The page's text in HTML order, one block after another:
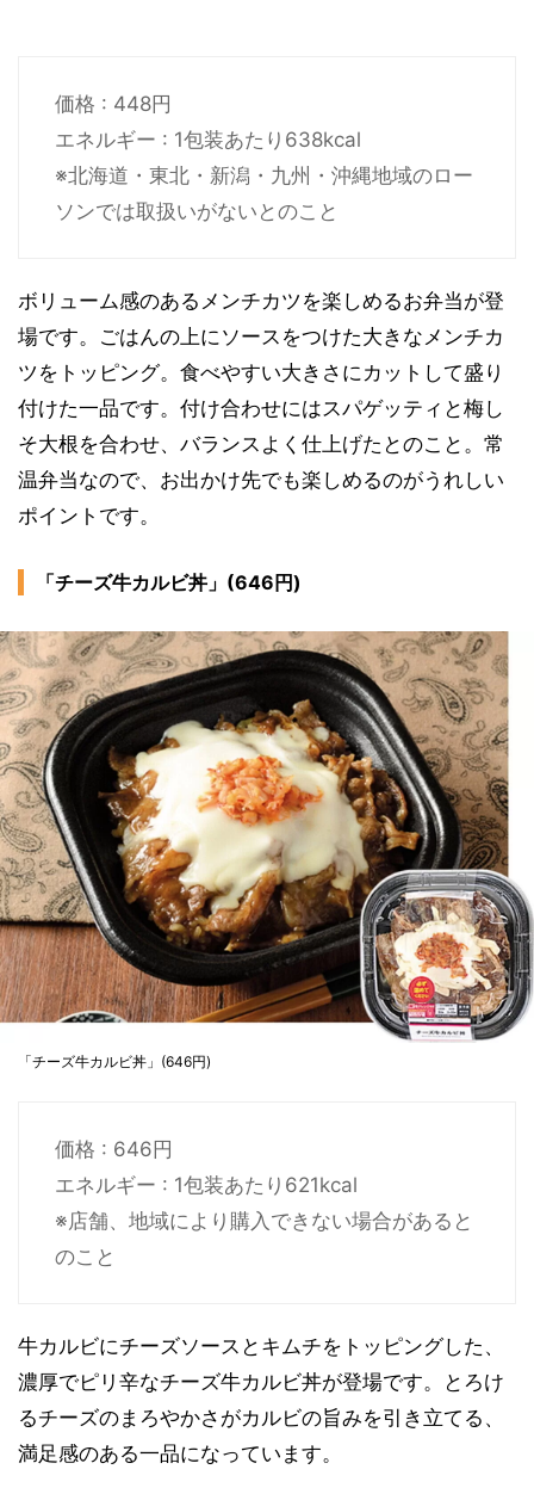
価格 : 448円
エネルギー : 1包装あたり638kcal
※北海道・東北・新潟・九州・沖縄地域のロー
ソンでは取扱いがないとのこと
ボリューム感のあるメンチカツを楽しめるお弁当が登
場です。ごはんの上にソースをつけた大きなメンチカ
ツをトッピング。食べやすい大きさにカットして盛り
付けた一品です。付け合わせにはスパゲッティと梅し
そ大根を合わせ、バランスよく仕上げたとのこと。常
温弁当なので、お出かけ先でも楽しめるのがうれしい
ポイントです。
「チーズ牛カルビ丼」(646円)
「チーズ牛カルビ丼」(646円)
価格 : 646円
エネルギー : 1包装あたり621kcal
※店舗、地域により購入できない場合があると
のこと
牛カルビにチーズソースとキムチをトッピングした、
濃厚でピリ辛なチーズ牛カルビ丼が登場です。とろけ
るチーズのまろやかさがカルビの旨みを引き立てる、
満足感のある一品になっています。